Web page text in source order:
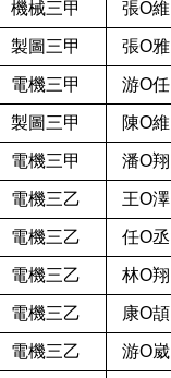
機械三甲 張O維
製圖三甲 張O雅
電機三甲 游O任
製圖三甲 陳O維
電機三甲 潘O翔
電機三乙 王O澤
電機三乙 任O丞
電機三乙 林O翔
電機三乙 康O頡
電機三乙 游O崴